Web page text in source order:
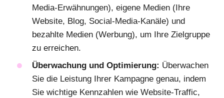
Media-Erwähnungen), eigene Medien (Ihre
Website, Blog, Social-Media-Kanäle) und
bezahlte Medien (Werbung), um Ihre Zielgruppe
zu erreichen.
Überwachung und Optimierung: Überwachen
Sie die Leistung Ihrer Kampagne genau, indem
Sie wichtige Kennzahlen wie Website-Traffic,